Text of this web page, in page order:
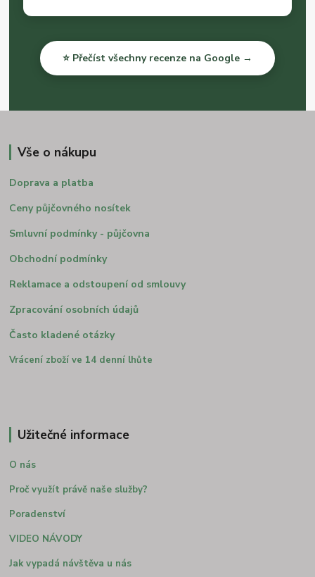
⭐ Přečíst všechny recenze na Google →
Vše o nákupu
Doprava a platba
Ceny půjčovného nosítek
Smluvní podmínky - půjčovna
Obchodní podmínky
Reklamace a odstoupení od smlouvy
Zpracování osobních údajů
Často kladené otázky
Vrácení zboží ve 14 denní lhůte
Užitečné informace
O nás
Proč využít právě naše služby?
Poradenství
VIDEO NÁVODY
Jak vypadá návštěva u nás